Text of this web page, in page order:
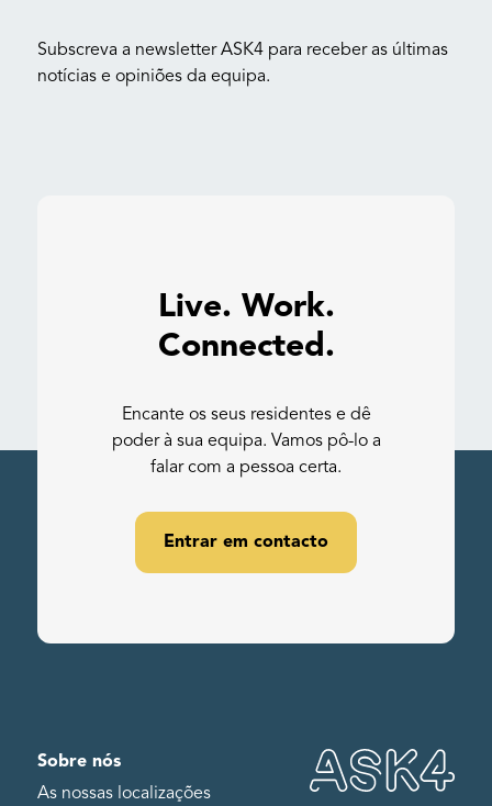
Subscreva a newsletter ASK4 para receber as últimas
notícias e opiniões da equipa.
Live. Work.
Connected.
Encante os seus residentes e dê
poder à sua equipa. Vamos pô-lo a
falar com a pessoa certa.
Entrar em contacto
Sobre nós
As nossas localizações